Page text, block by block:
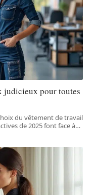
judicieux pour toutes
du vêtement de travail
de 2025 font face à…